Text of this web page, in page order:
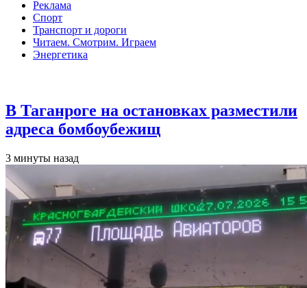
Реклама
Спорт
Транспорт и дороги
Читаем. Смотрим. Играем
Энергетика
В Таганроге на остановках разместили
адреса бомбоубежищ
3 минуты назад